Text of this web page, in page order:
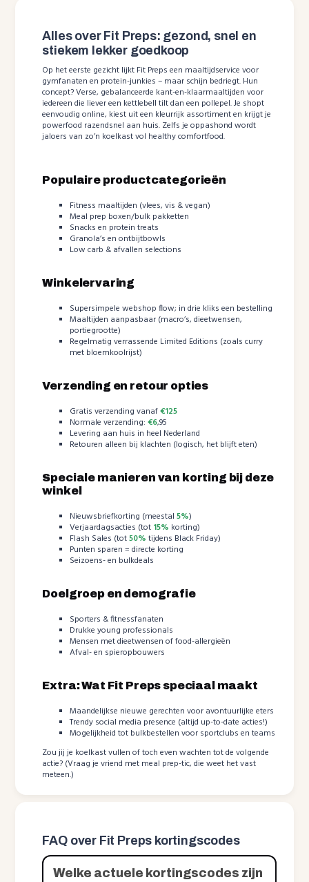
Alles over Fit Preps: gezond, snel en
stiekem lekker goedkoop
Op het eerste gezicht lijkt Fit Preps een maaltijdservice voor
gymfanaten en protein-junkies – maar schijn bedriegt. Hun
concept? Verse, gebalanceerde kant-en-klaarmaaltijden voor
iedereen die liever een kettlebell tilt dan een pollepel. Je shopt
eenvoudig online, kiest uit een kleurrijk assortiment en krijgt je
powerfood razendsnel aan huis. Zelfs je oppashond wordt
jaloers van zo’n koelkast vol healthy comfortfood.
Populaire productcategorieën
Fitness maaltijden (vlees, vis & vegan)
Meal prep boxen/bulk pakketten
Snacks en protein treats
Granola’s en ontbijtbowls
Low carb & afvallen selections
Winkelervaring
Supersimpele webshop flow; in drie kliks een bestelling
Maaltijden aanpasbaar (macro’s, dieetwensen,
portiegrootte)
Regelmatig verrassende Limited Editions (zoals curry
met bloemkoolrijst)
Verzending en retour opties
Gratis verzending vanaf€125
Normale verzending:€6,95
Levering aan huis in heel Nederland
Retouren alleen bij klachten (logisch, het blijft eten)
Speciale manieren van korting bij deze
winkel
Nieuwsbriefkorting (meestal5%)
Verjaardagsacties (tot 15% korting)
Flash Sales (tot50% tijdens Black Friday)
Punten sparen = directe korting
Seizoens- en bulkdeals
Doelgroep en demografie
Sporters & fitnessfanaten
Drukke young professionals
Mensen met dieetwensen of food-allergieën
Afval- en spieropbouwers
Extra: Wat Fit Preps speciaal maakt
Maandelijkse nieuwe gerechten voor avontuurlijke eters
Trendy social media presence (altijd up-to-date acties!)
Mogelijkheid tot bulkbestellen voor sportclubs en teams
Zou jij je koelkast vullen of toch even wachten tot de volgende
actie? (Vraag je vriend met meal prep-tic, die weet het vast
meteen.)
FAQ over Fit Preps kortingscodes
Welke actuele kortingscodes zijn